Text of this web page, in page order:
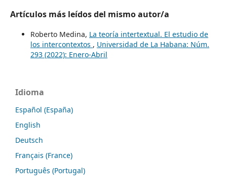
Artículos más leídos del mismo autor/a
Roberto Medina, La teoría intertextual. El estudio de
los intercontextos , Universidad de La Habana: Núm.
293 (2022): Enero-Abril
Idioma
Español (España)
English
Deutsch
Français (France)
Português (Portugal)